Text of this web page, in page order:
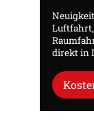
direkt in